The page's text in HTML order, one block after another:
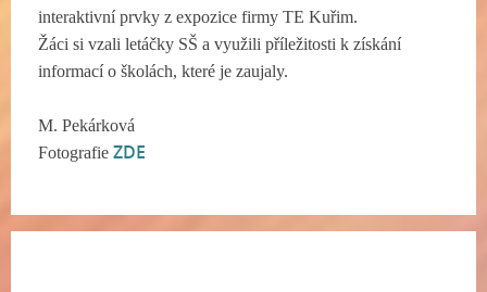
interaktivní prvky z expozice firmy TE Kuřim.
Žáci si vzali letáčky SŠ a využili příležitosti k získání
informací o školách, které je zaujaly.
M. Pekárková
Fotografie ZDE